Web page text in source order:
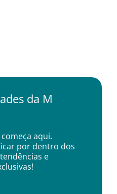
da M
aqui.
por dentro dos
e